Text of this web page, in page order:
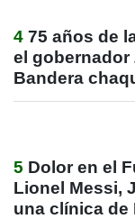
4 75 años de
el gobernador
Bandera
5 Dolor en el
Lionel Messi,
una clínica de